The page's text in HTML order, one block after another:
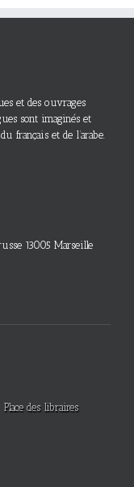
et des ouvrages
sont imaginés et
français et de l’arabe.
13005 Marseille
Place des libraires